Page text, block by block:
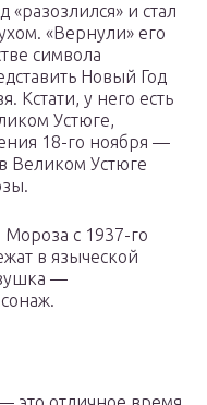
и стал
«Вернули» его
символа
Новый Год
Кстати, у него есть
Устюге,
18-го ноября —
Великом Устюге
Мороза с 1937-го
в языческой
—